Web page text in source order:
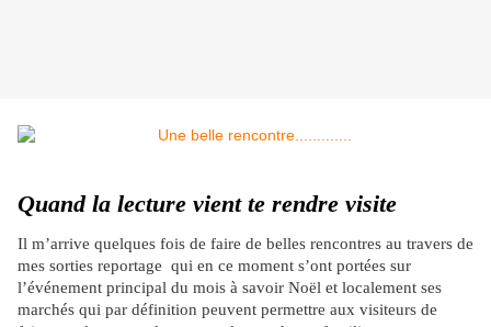
Quand la lecture vient te rendre visite
Il m’arrive quelques fois de faire de belles rencontres au travers de
mes sorties reportage qui en ce moment s’ont portées sur
l’événement principal du mois à savoir Noël et localement ses
marchés qui par définition peuvent permettre aux visiteurs de